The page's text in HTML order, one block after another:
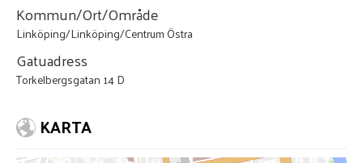
Kommun/Ort/Område
Linköping/Linköping/Centrum Östra
Gatuadress
Torkelbergsgatan 14 D
KARTA